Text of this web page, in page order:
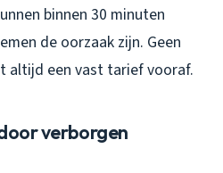
binnen 30 minuten
de oorzaak zijn. Geen
altijd een vast tarief vooraf.
verborgen